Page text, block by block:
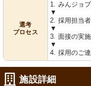
選考
プロセス
1. みんジョ
▼
2. 採用担当
▼
3. 面接の実
▼
4. 採用のご
施設詳細